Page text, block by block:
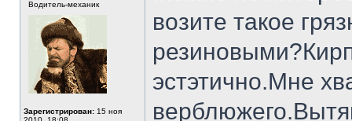
Водитель-механик
Зарегистрирован: 15 ноя
возите такое
эстэтично.Мне